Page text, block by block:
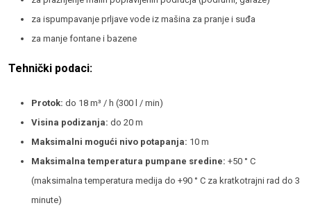
za ispumpavanje prljave vode iz mašina za pranje i suđa
za manje fontane i bazene
Tehnički podaci:
Protok: do 18 m³ / h (300 l / min)
Visina podizanja: do 20 m
Maksimalni mogući nivo potapanja: 10 m
Maksimalna temperatura pumpane sredine: +50 ° C
(maksimalna temperatura medija do +90 ° C za kratkotrajni rad do 3
minute)